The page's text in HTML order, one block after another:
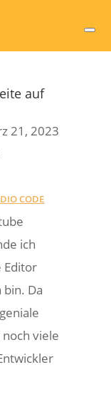
auf
21, 2023
CODE
ich
Editor
Da
viele